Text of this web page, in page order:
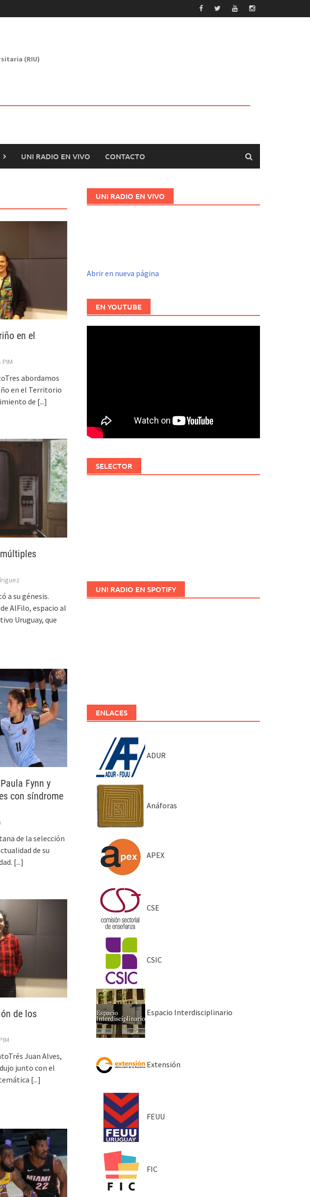
(RIU)
UNI RADIO EN VIVO CONTACTO
en el
abordamos
en el Territorio
de [...]
a su génesis.
AlFilo, espacio al
Uruguay, que
Fynn y
con síndrome
de la selección
de su
[...]
de los
Juan Alves,
junto con el
[...]
UNI RADIO EN VIVO
Abrir en nueva página
EN YOUTUBE
SELECTOR
UNI RADIO EN SPOTIFY
ENLACES
ADUR
Anáforas
APEX
CSE
CSIC
Espacio Interdisciplinario
Extensión
FEUU
FIC